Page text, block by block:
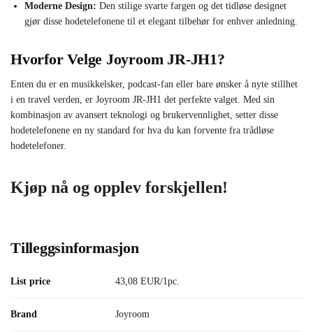
Moderne Design: Den stilige svarte fargen og det tidløse designet
gjør disse hodetelefonene til et elegant tilbehør for enhver anledning.
Hvorfor Velge Joyroom JR-JH1?
Enten du er en musikkelsker, podcast-fan eller bare ønsker å nyte stillhet
i en travel verden, er Joyroom JR-JH1 det perfekte valget. Med sin
kombinasjon av avansert teknologi og brukervennlighet, setter disse
hodetelefonene en ny standard for hva du kan forvente fra trådløse
hodetelefoner.
Kjøp nå og opplev forskjellen!
Tilleggsinformasjon
List price 43,08 EUR/1pc.
Brand Joyroom